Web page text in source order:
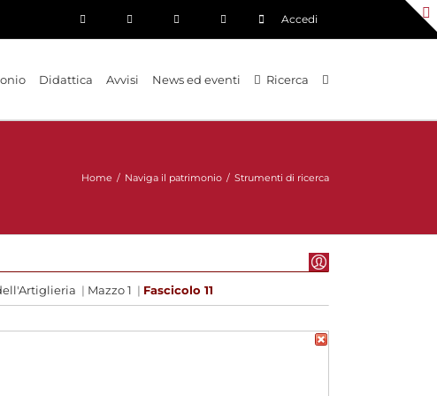
Accedi
Didattica Avvisi News ed eventi Ricerca
Home / Naviga il patrimonio / Strumenti di ricerca
| Mazzo 1 | Fascicolo 11